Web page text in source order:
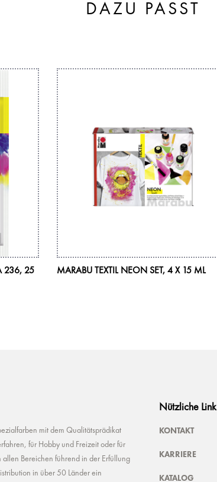
DAZU PASST
236, 25
MARABU TEXTIL NEON SET, 4 X 15 ML
mit dem Qualitätsprädikat
für Hobby und Freizeit oder für
Bereichen führend in der Erfüllung
in über 50 Länder ein
Nützliche
KONTAKT
KARRIERE
KATALOG